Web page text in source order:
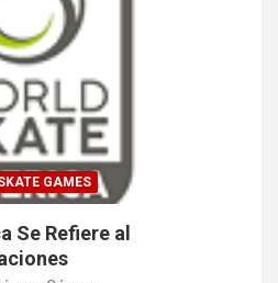
GAMES
Se Refiere al